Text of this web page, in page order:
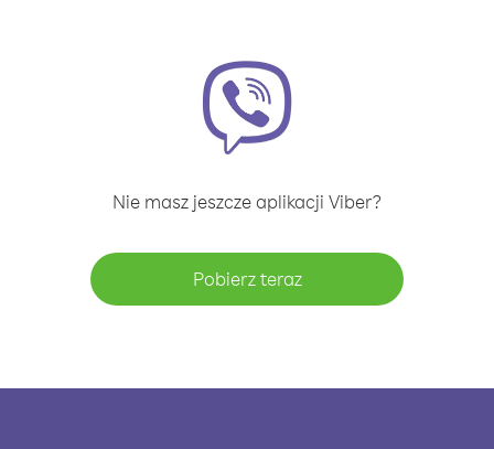
Nie masz jeszcze aplikacji Viber?
Pobierz teraz